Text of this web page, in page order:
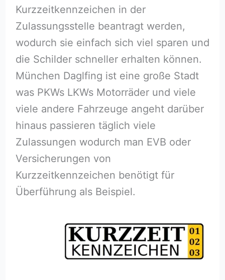
Kurzzeitkennzeichen in der
Zulassungsstelle beantragt werden,
wodurch sie einfach sich viel sparen und
die Schilder schneller erhalten können.
München Daglfing ist eine große Stadt
was PKWs LKWs Motorräder und viele
viele andere Fahrzeuge angeht darüber
hinaus passieren täglich viele
Zulassungen wodurch man EVB oder
Versicherungen von
Kurzzeitkennzeichen benötigt für
Überführung als Beispiel.